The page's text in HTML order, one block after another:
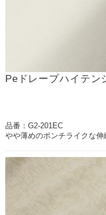
Peドレープハイテン
品番：G2-201EC
やや薄めのポンチライクな伸